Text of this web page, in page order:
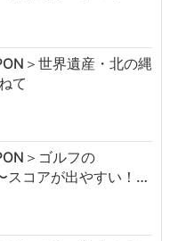
＞世界遺産・北の縄
て
＞ゴルフの
スコアが出やすい！…